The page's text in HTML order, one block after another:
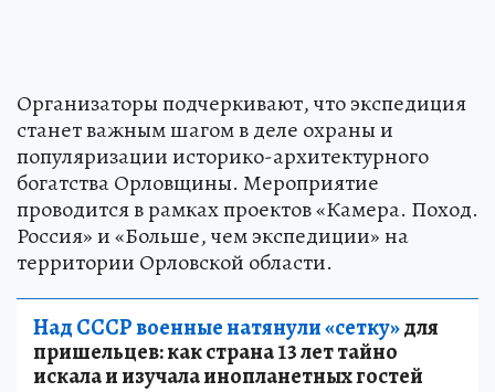
Организаторы подчеркивают, что экспедиция
станет важным шагом в деле охраны и
популяризации историко-архитектурного
богатства Орловщины. Мероприятие
проводится в рамках проектов «Камера. Поход.
Россия» и «Больше, чем экспедиции» на
территории Орловской области.
Над СССР военные натянули «сетку»для
пришельцев: как страна 13 лет тайно
искала и изучала инопланетных гостей